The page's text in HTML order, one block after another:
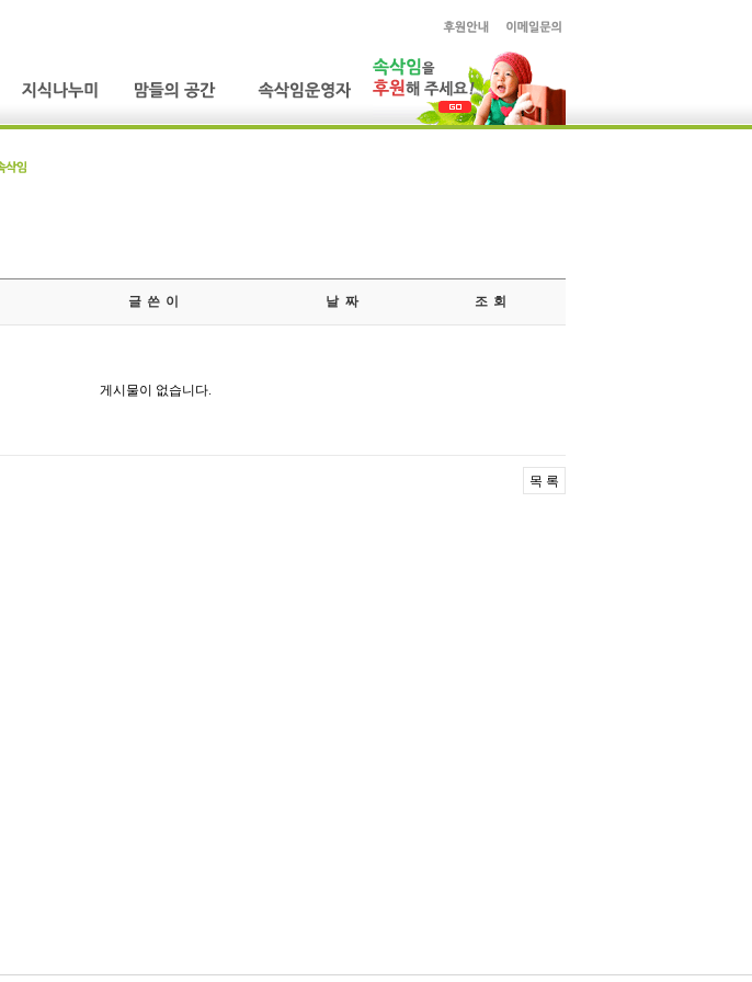
글 쓴 이 날 짜 조 회
게시물이 없습니다.
목 록